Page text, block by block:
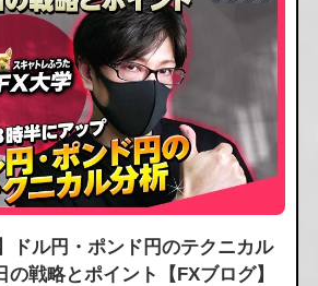
ドル円・ポンド円のテクニカル
戦略とポイント【FXブログ】